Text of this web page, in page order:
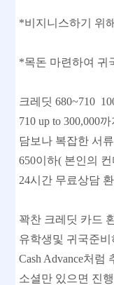
*비지니스하기 위
*목돈 마련하여 귀
크레딧 680~710
710 up to 300,000
담보나 복잡한 서
650이하( 본인의
24시간 무료상담
꽉찬 크레딧 카드
유학생및 귀국준
Cash Advance처럼
소셜만 있으면 진